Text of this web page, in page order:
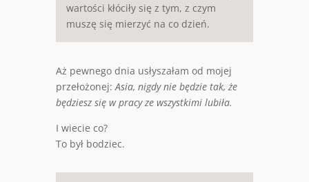
wartości kłóciły się z tym, z czym
muszę się mierzyć na co dzień.
Aż pewnego dnia usłyszałam od mojej
przełożonej:Asia, nigdy nie będzie tak, że
będziesz się w pracy ze wszystkimi lubiła.
I wiecie co?
To był bodziec.